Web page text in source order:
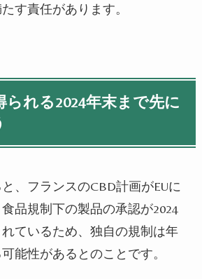
す責任があります。
られる2024年末まで先に
、フランスのCBD計画がEUに
品規制下の製品の承認が2024
ているため、独自の規制は年
能性があるとのことです。